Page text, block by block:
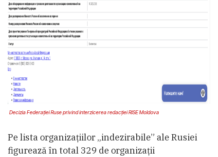
Decizia Federației Ruse privind interzicerea redacției RISE Moldova
Pe lista organizațiilor „indezirabile” ale Rusiei
figurează în total 329 de organizații